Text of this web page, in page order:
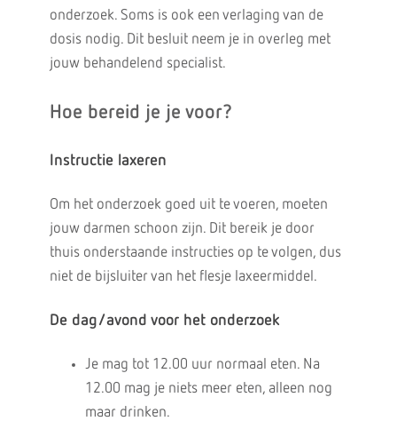
onderzoek. Soms is ook een verlaging van de
dosis nodig. Dit besluit neem je in overleg met
jouw behandelend specialist.
Hoe bereid je je voor?
Instructie laxeren
Om het onderzoek goed uit te voeren, moeten
jouw darmen schoon zijn. Dit bereik je door
thuis onderstaande instructies op te volgen, dus
niet de bijsluiter van het flesje laxeermiddel.
De dag/avond voor het onderzoek
Je mag tot 12.00 uur normaal eten. Na
12.00 mag je niets meer eten, alleen nog
maar drinken.